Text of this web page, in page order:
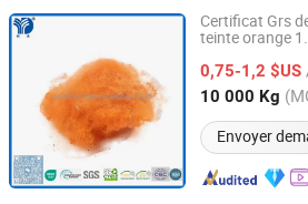
Certificat Grs
teinte orange
0,75-1,2 $US
10 000 Kg
Envoyer
Jiangyin Yueda Chemical Fiber
Jiangsu, China Depuis